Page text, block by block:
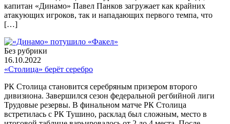
капитан «Динамо» Павел Панков загружает как крайних
атакующих игроков, так и нападающих первого темпа, что
[…]
Без рубрики
16.10.2022
«Столица» берёт серебро
РК Столица становится серебряным призером второго
дивизиона. Завершился сезон федеральной регбийной лиги
Трудовые резервы. В финальном матче РК Столица
встретилась с РК Тушино, расклад был сложным, место в